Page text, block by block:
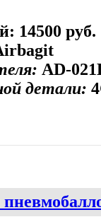
14500 руб.
AD-
детали: